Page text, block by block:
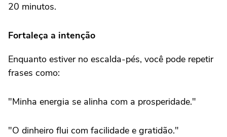
20 minutos.
Fortaleça a intenção
Enquanto estiver no escalda-pés, você pode repetir
frases como:
"Minha energia se alinha com a prosperidade."
"O dinheiro flui com facilidade e gratidão."